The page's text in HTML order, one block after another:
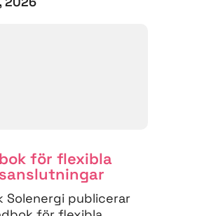
för flexibla
Solenergi publicerar